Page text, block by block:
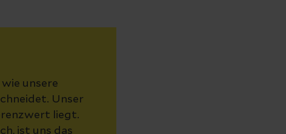
wie unsere
Unser
liegt.
ist uns das